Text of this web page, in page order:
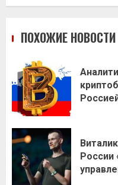
ПОХОЖИЕ НОВОСТИ
России